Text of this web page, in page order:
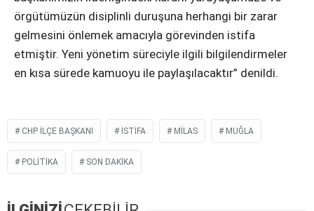
örgütümüzün disiplinli duruşuna herhangi bir zarar
gelmesini önlemek amacıyla görevinden istifa
etmiştir. Yeni yönetim süreciyle ilgili bilgilendirmeler
en kısa sürede kamuoyu ile paylaşılacaktır” denildi.
CHP ILÇE BAŞKANI ISTIFA MILAS MUĞLA
POLITIKA SON DAKIKA